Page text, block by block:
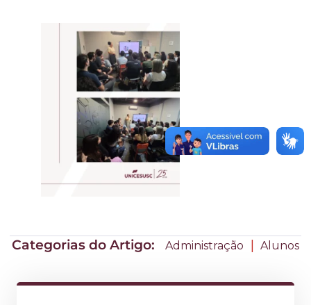
Categorias do Artigo: Administração | Alunos